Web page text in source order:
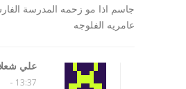
جاسم اذا مو زحمه المدرسة
عامريه الفلوجه
علي
13:37
-